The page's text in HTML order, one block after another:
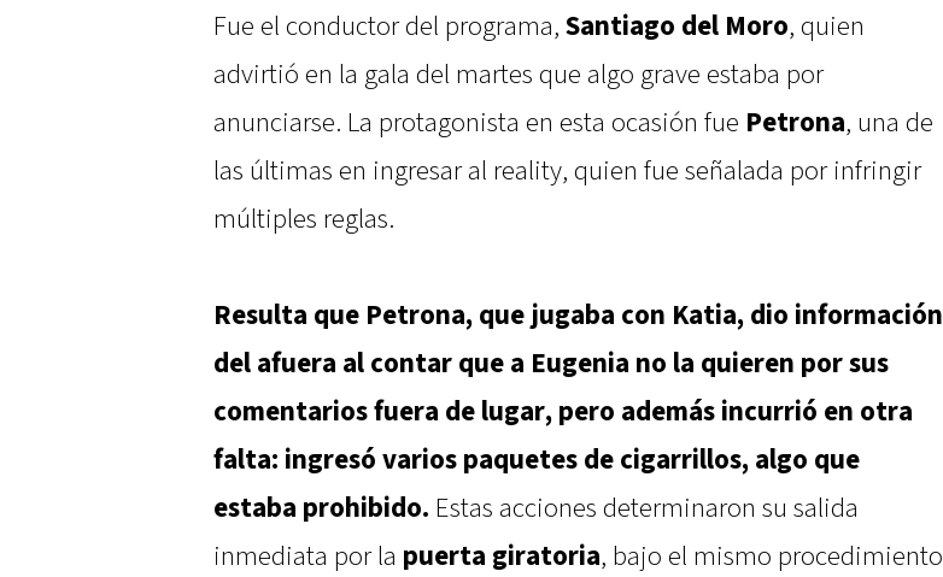
Fue el conductor del programa, Santiago del Moro, quien
advirtió en la gala del martes que algo grave estaba por
anunciarse. La protagonista en esta ocasión fue Petrona, una de
las últimas en ingresar al reality, quien fue señalada por infringir
múltiples reglas.
Resulta que Petrona, que jugaba con Katia, dio información
del afuera al contar que a Eugenia no la quieren por sus
comentarios fuera de lugar, pero además incurrió en otra
falta: ingresó varios paquetes de cigarrillos, algo que
estaba prohibido. Estas acciones determinaron su salida
inmediata por la puerta giratoria, bajo el mismo procedimiento